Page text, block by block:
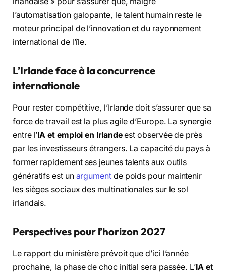
l’automatisation galopante, le talent humain reste le
moteur principal de l’innovation et du rayonnement
international de l’île.
L’Irlande face à la concurrence
internationale
Pour rester compétitive, l’Irlande doit s’assurer que sa
force de travail est la plus agile d’Europe. La synergie
entre l’IA et emploi en Irlandeest observée de près
par les investisseurs étrangers. La capacité du pays à
former rapidement ses jeunes talents aux outils
génératifs est un argumentde poids pour maintenir
les sièges sociaux des multinationales sur le sol
irlandais.
Perspectives pour l’horizon 2027
Le rapport du ministère prévoit que d’ici l’année
prochaine, la phase de choc initial sera passée. L’IA et